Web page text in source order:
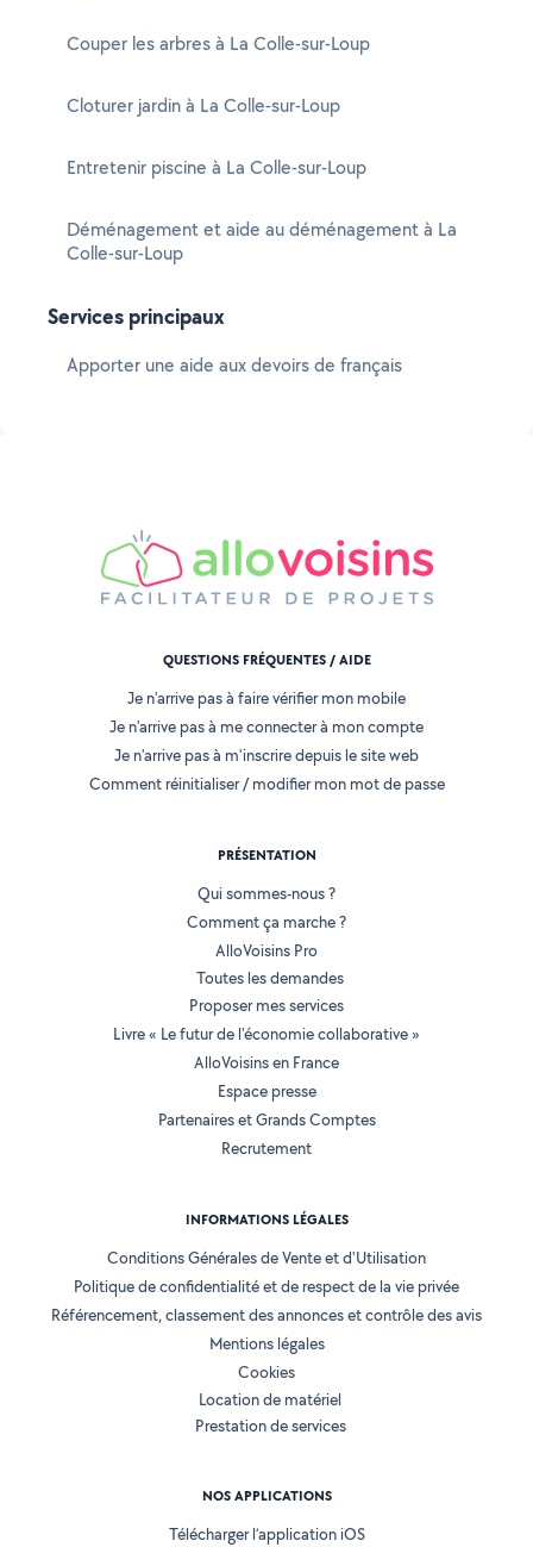
Couper les arbres à La Colle-sur-Loup
Cloturer jardin à La Colle-sur-Loup
Entretenir piscine à La Colle-sur-Loup
Déménagement et aide au déménagement à La
Colle-sur-Loup
Services principaux
Apporter une aide aux devoirs de français
QUESTIONS FRÉQUENTES / AIDE
Je n'arrive pas à faire vérifier mon mobile
Je n'arrive pas à me connecter à mon compte
Je n'arrive pas à m'inscrire depuis le site web
Comment réinitialiser / modifier mon mot de passe
PRÉSENTATION
Qui sommes-nous ?
Comment ça marche ?
AlloVoisins Pro
Toutes les demandes
Proposer mes services
Livre « Le futur de l'économie collaborative »
AlloVoisins en France
Espace presse
Partenaires et Grands Comptes
Recrutement
INFORMATIONS LÉGALES
Conditions Générales de Vente et d'Utilisation
Politique de confidentialité et de respect de la vie privée
Référencement, classement des annonces et contrôle des avis
Mentions légales
Cookies
Location de matériel
Prestation de services
NOS APPLICATIONS
Télécharger l’application iOS